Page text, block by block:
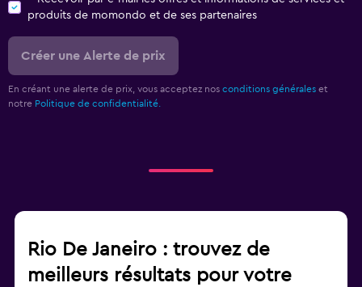
produits de momondo et de ses partenaires
Créer une Alerte de prix
En créant une alerte de prix, vous acceptez nos conditions générales et
notre Politique de confidentialité.
Rio De Janeiro : trouvez de
meilleurs résultats pour votre